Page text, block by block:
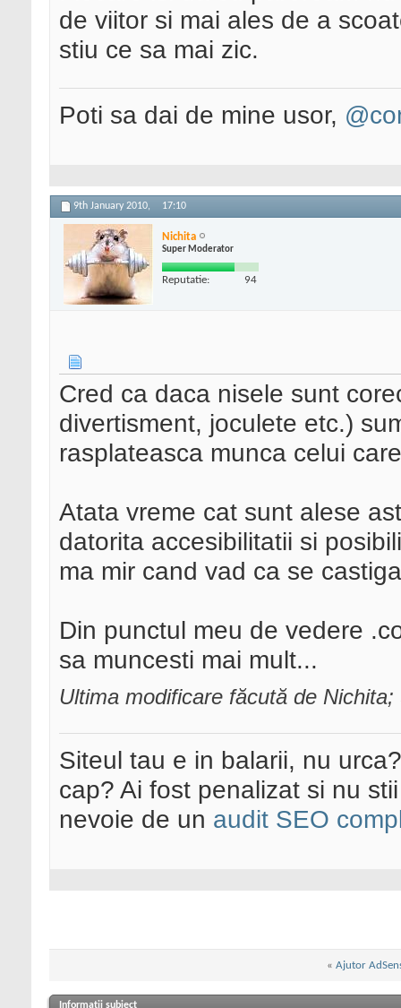
de viitor si mai ales de a
stiu ce sa mai zic.
Poti sa dai de mine usor,
9th January 2010, 17:10
Nichita
Super Moderator
Reputatie: 94
Cred ca daca nisele sunt
divertisment, joculete etc.)
rasplateasca munca celui
Atata vreme cat sunt alese
datorita accesibilitatii si
ma mir cand vad ca se
Din punctul meu de vedere
sa muncesti mai mult...
Ultima modificare făcută de
Siteul tau e in balarii, nu
cap? Ai fost penalizat si nu
nevoie de un audit SEO
« Ajutor
Informații subiect